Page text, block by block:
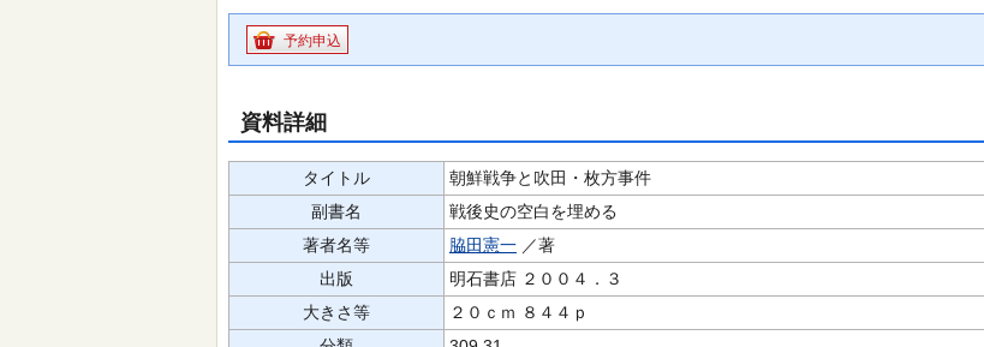
予約申込
資料詳細
タイトル
朝鮮戦争と吹田・枚方事件
副書名
戦後史の空白を埋める
著者名等
脇田憲一 ／著
出版
明石書店 ２００４．３
大きさ等
２０ｃｍ ８４４ｐ